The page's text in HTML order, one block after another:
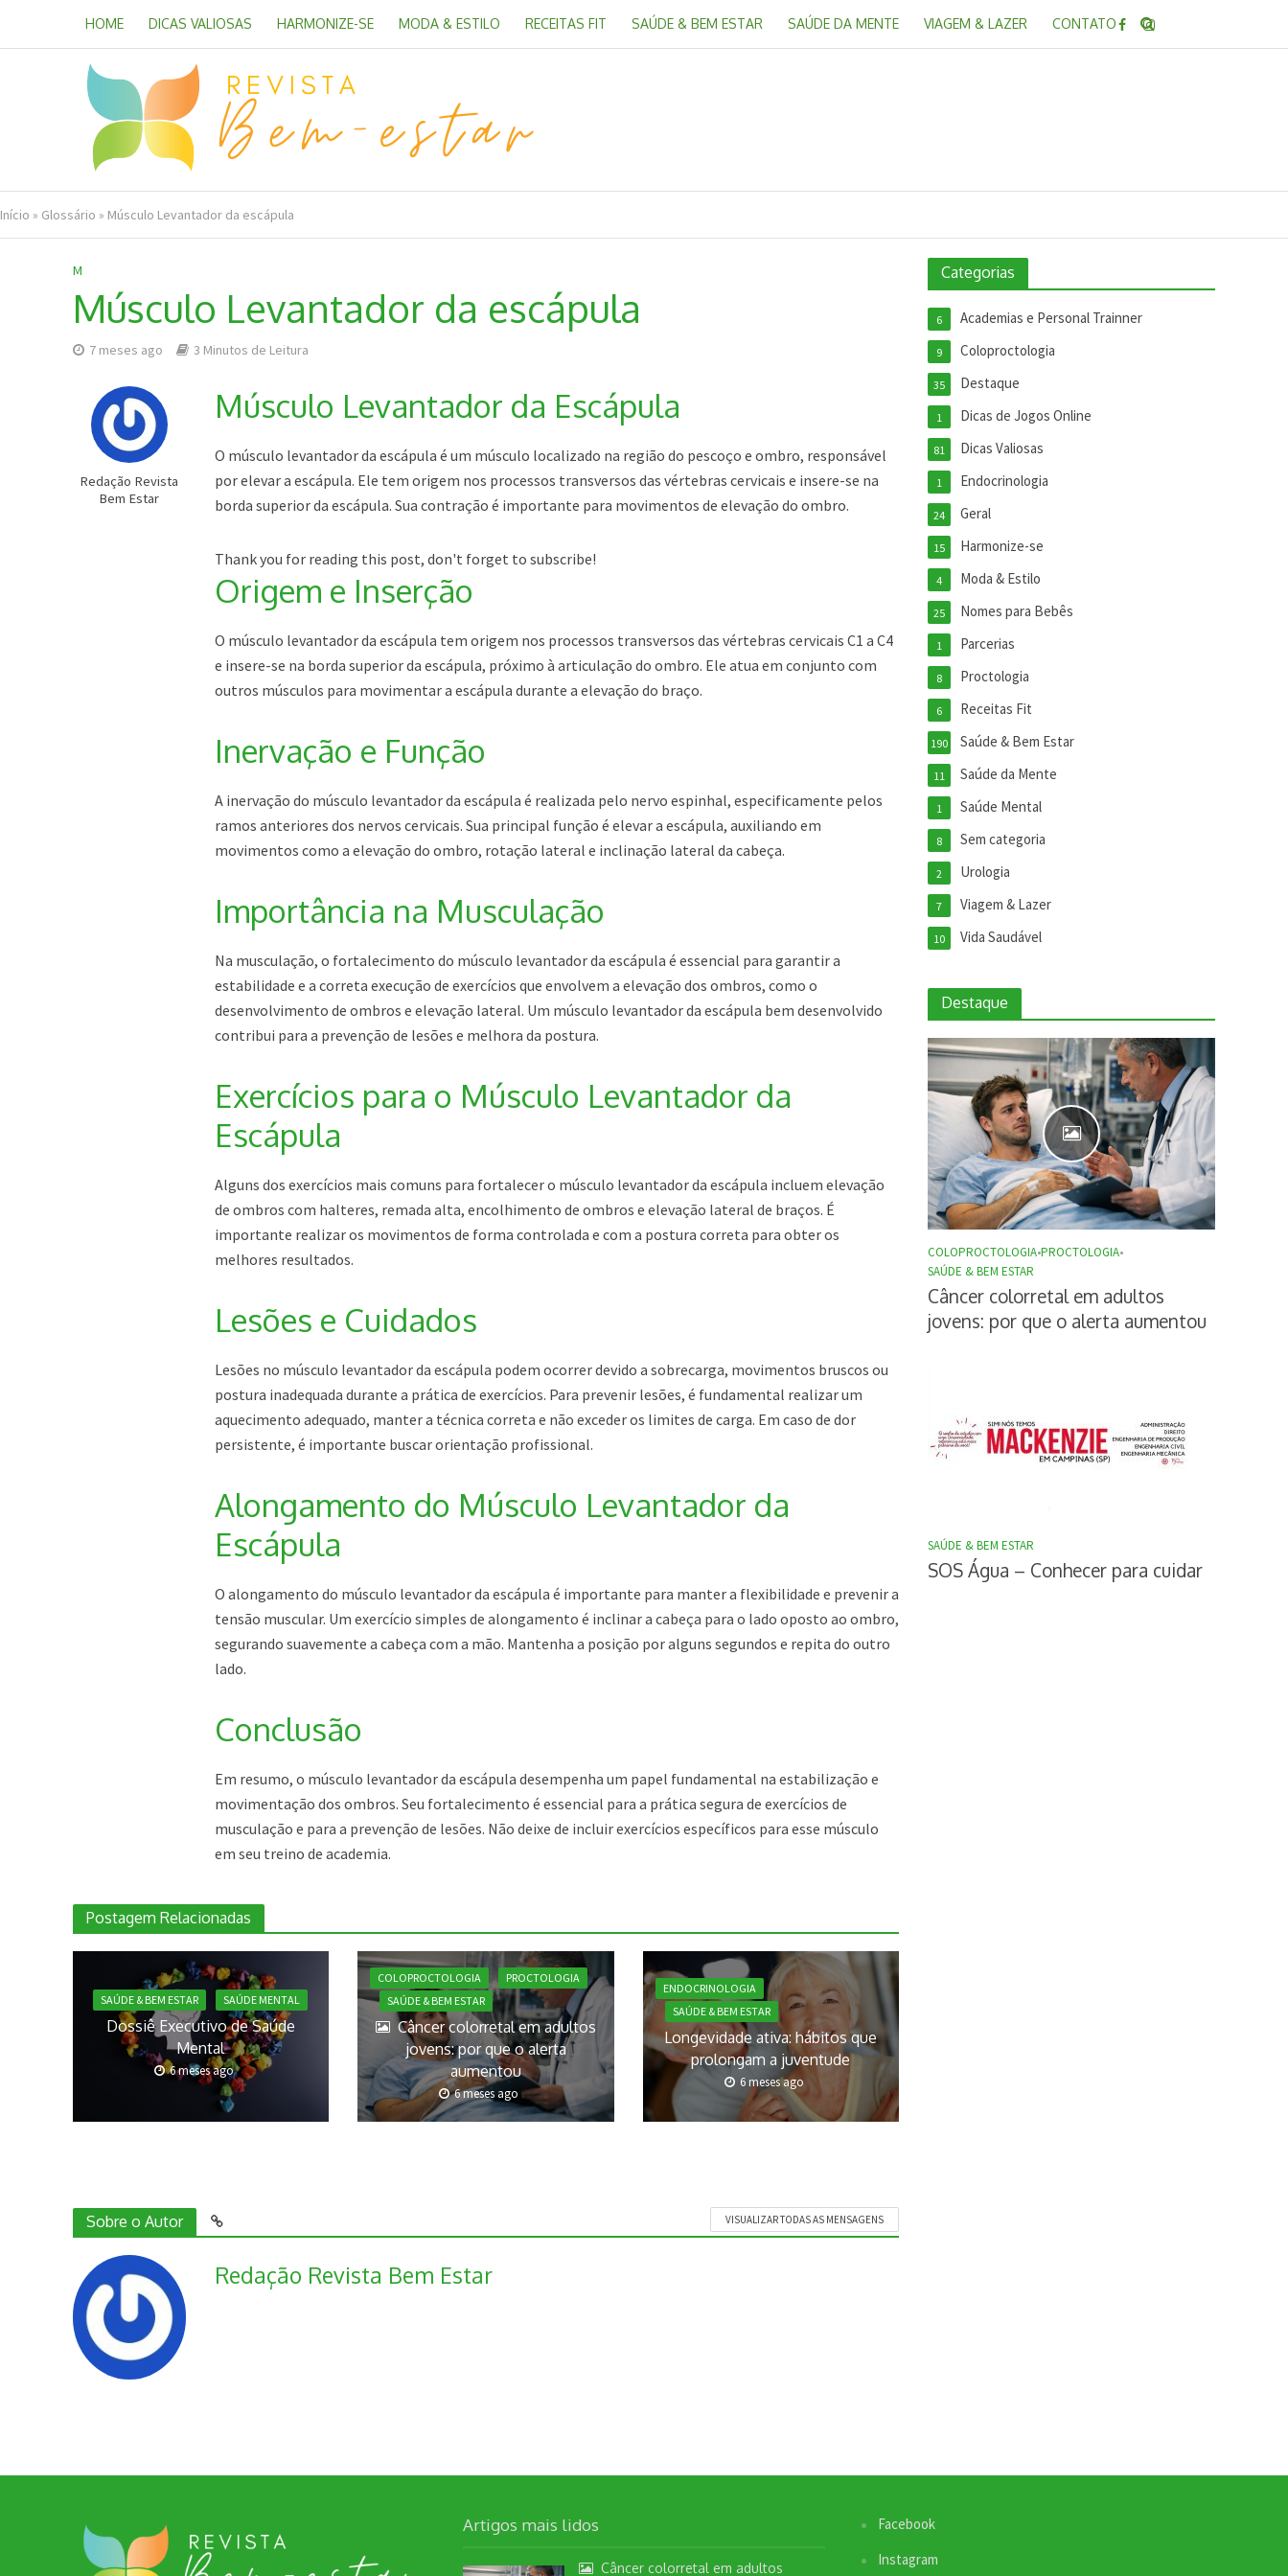
HOME DICAS VALIOSAS HARMONIZE-SE MODA & ESTILO RECEITAS FIT SAÚDE & BEM ESTAR SAÚDE DA MENTE VIAGEM & LAZER CONTATO
Início » Glossário » Músculo Levantador da escápula
M
Músculo Levantador da escápula
7 meses ago 3 Minutos de Leitura
Redação Revista
Bem Estar
Músculo Levantador da Escápula
O músculo levantador da escápula é um músculo localizado na região do pescoço e ombro, responsável
por elevar a escápula. Ele tem origem nos processos transversos das vértebras cervicais e insere-se na
borda superior da escápula. Sua contração é importante para movimentos de elevação do ombro.
Thank you for reading this post, don't forget to subscribe!
Origem e Inserção
O músculo levantador da escápula tem origem nos processos transversos das vértebras cervicais C1 a C4
e insere-se na borda superior da escápula, próximo à articulação do ombro. Ele atua em conjunto com
outros músculos para movimentar a escápula durante a elevação do braço.
Inervação e Função
A inervação do músculo levantador da escápula é realizada pelo nervo espinhal, especificamente pelos
ramos anteriores dos nervos cervicais. Sua principal função é elevar a escápula, auxiliando em
movimentos como a elevação do ombro, rotação lateral e inclinação lateral da cabeça.
Importância na Musculação
Na musculação, o fortalecimento do músculo levantador da escápula é essencial para garantir a
estabilidade e a correta execução de exercícios que envolvem a elevação dos ombros, como o
desenvolvimento de ombros e elevação lateral. Um músculo levantador da escápula bem desenvolvido
contribui para a prevenção de lesões e melhora da postura.
Exercícios para o Músculo Levantador da
Escápula
Alguns dos exercícios mais comuns para fortalecer o músculo levantador da escápula incluem elevação
de ombros com halteres, remada alta, encolhimento de ombros e elevação lateral de braços. É
importante realizar os movimentos de forma controlada e com a postura correta para obter os
melhores resultados.
Lesões e Cuidados
Lesões no músculo levantador da escápula podem ocorrer devido a sobrecarga, movimentos bruscos ou
postura inadequada durante a prática de exercícios. Para prevenir lesões, é fundamental realizar um
aquecimento adequado, manter a técnica correta e não exceder os limites de carga. Em caso de dor
persistente, é importante buscar orientação profissional.
Alongamento do Músculo Levantador da
Escápula
O alongamento do músculo levantador da escápula é importante para manter a flexibilidade e prevenir a
tensão muscular. Um exercício simples de alongamento é inclinar a cabeça para o lado oposto ao ombro,
segurando suavemente a cabeça com a mão. Mantenha a posição por alguns segundos e repita do outro
lado.
Conclusão
Em resumo, o músculo levantador da escápula desempenha um papel fundamental na estabilização e
movimentação dos ombros. Seu fortalecimento é essencial para a prática segura de exercícios de
musculação e para a prevenção de lesões. Não deixe de incluir exercícios específicos para esse músculo
em seu treino de academia.
Postagem Relacionadas
SAÚDE & BEM ESTAR SAÚDE MENTAL
Dossiê Executivo de Saúde
Mental
6 meses ago
COLOPROCTOLOGIA
PROCTOLOGIA
SAÚDE & BEM ESTAR
Câncer colorretal em adultos
jovens: por que o alerta
aumentou
6 meses ago
ENDOCRINOLOGIA
SAÚDE & BEM ESTAR
Longevidade ativa: hábitos que
prolongam a juventude
6 meses ago
Sobre o Autor VISUALIZAR TODAS AS MENSAGENS
Redação Revista Bem Estar
Categorias
Academias e Personal Trainner
6
Coloproctologia
9
Destaque
35
Dicas de Jogos Online
1
Dicas Valiosas
81
Endocrinologia
1
Geral
24
Harmonize-se
15
Moda & Estilo
4
Nomes para Bebês
25
Parcerias
1
Proctologia
8
Receitas Fit
6
Saúde & Bem Estar
190
Saúde da Mente
11
Saúde Mental
1
Sem categoria
8
Urologia
2
Viagem & Lazer
7
Vida Saudável
10
Destaque
COLOPROCTOLOGIA•PROCTOLOGIA•
SAÚDE & BEM ESTAR
Câncer colorretal em adultos
jovens: por que o alerta aumentou
SAÚDE & BEM ESTAR
SOS Água – Conhecer para cuidar
Artigos mais lidos
Câncer colorretal em adultos
Facebook
Instagram